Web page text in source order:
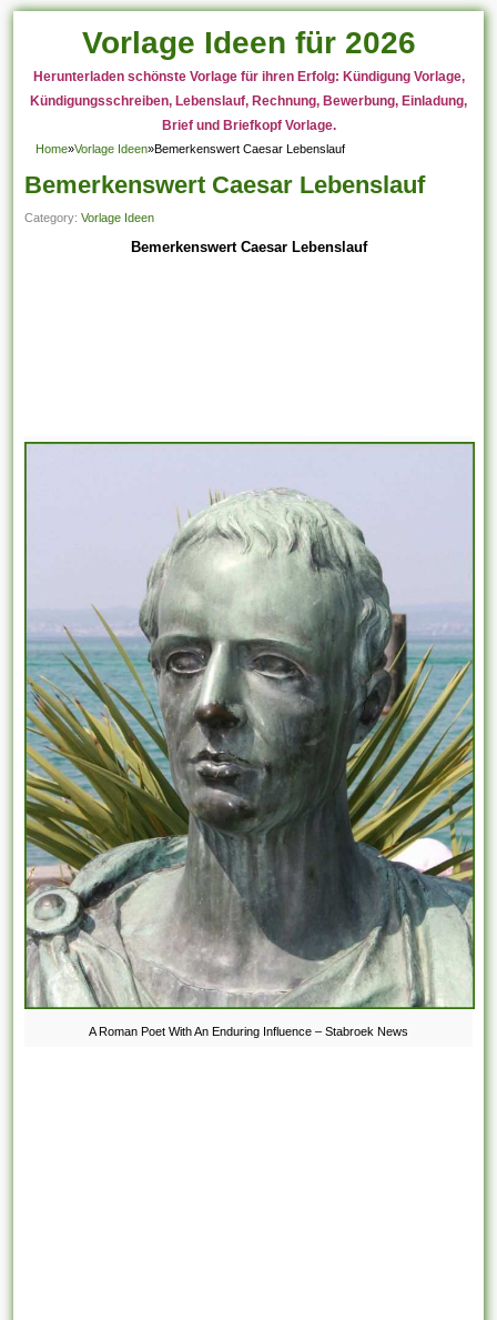
Vorlage Ideen für 2026
Herunterladen schönste Vorlage für ihren Erfolg: Kündigung Vorlage,
Kündigungsschreiben, Lebenslauf, Rechnung, Bewerbung, Einladung,
Brief und Briefkopf Vorlage.
Home»Vorlage Ideen»Bemerkenswert Caesar Lebenslauf
Bemerkenswert Caesar Lebenslauf
Category:Vorlage Ideen
Bemerkenswert Caesar Lebenslauf
A Roman Poet With An Enduring Influence – Stabroek News